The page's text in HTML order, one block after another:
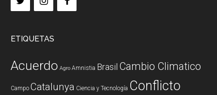
ETIQUETAS
Acuerdo Agro Amnistia Brasil Cambio Climatico
Campo Catalunya Ciencia y Tecnología Conflicto